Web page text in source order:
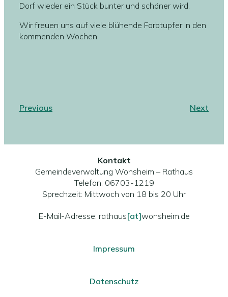
Dorf wieder ein Stück bunter und schöner wird.
Wir freuen uns auf viele blühende Farbtupfer in den
kommenden Wochen.
Previous Next
Kontakt
Gemeindeverwaltung Wonsheim – Rathaus
Telefon: 06703-1219
Sprechzeit: Mittwoch von 18 bis 20 Uhr
E-Mail-Adresse: rathaus[at]wonsheim.de
Impressum
Datenschutz